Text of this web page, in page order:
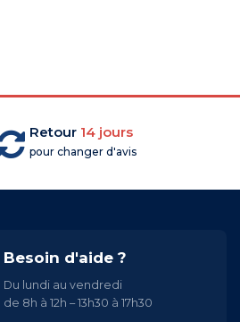
Retour 14 jours
pour changer d'avis
Besoin d'aide ?
Du lundi au vendredi
de 8h à 12h – 13h30 à 17h30